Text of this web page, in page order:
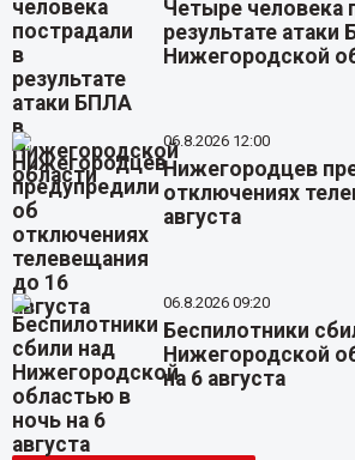
Четыре человека
результате атаки
Нижегородской
06.8.2026 12:00
Нижегородцев
отключениях
августа
06.8.2026 09:20
Беспилотники
Нижегородской
на 6 августа